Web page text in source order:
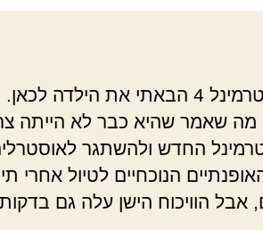
בפעם הראשונה שנסעתי לטרמינל 4 הבאתי את הילדה לכאן.
מה שאמר שהיא כבר לא הייתה
החדש ולהשתגר
הנוכחיים לטיול אחרי
אבל הוויכוח הישן עלה גם בדקות